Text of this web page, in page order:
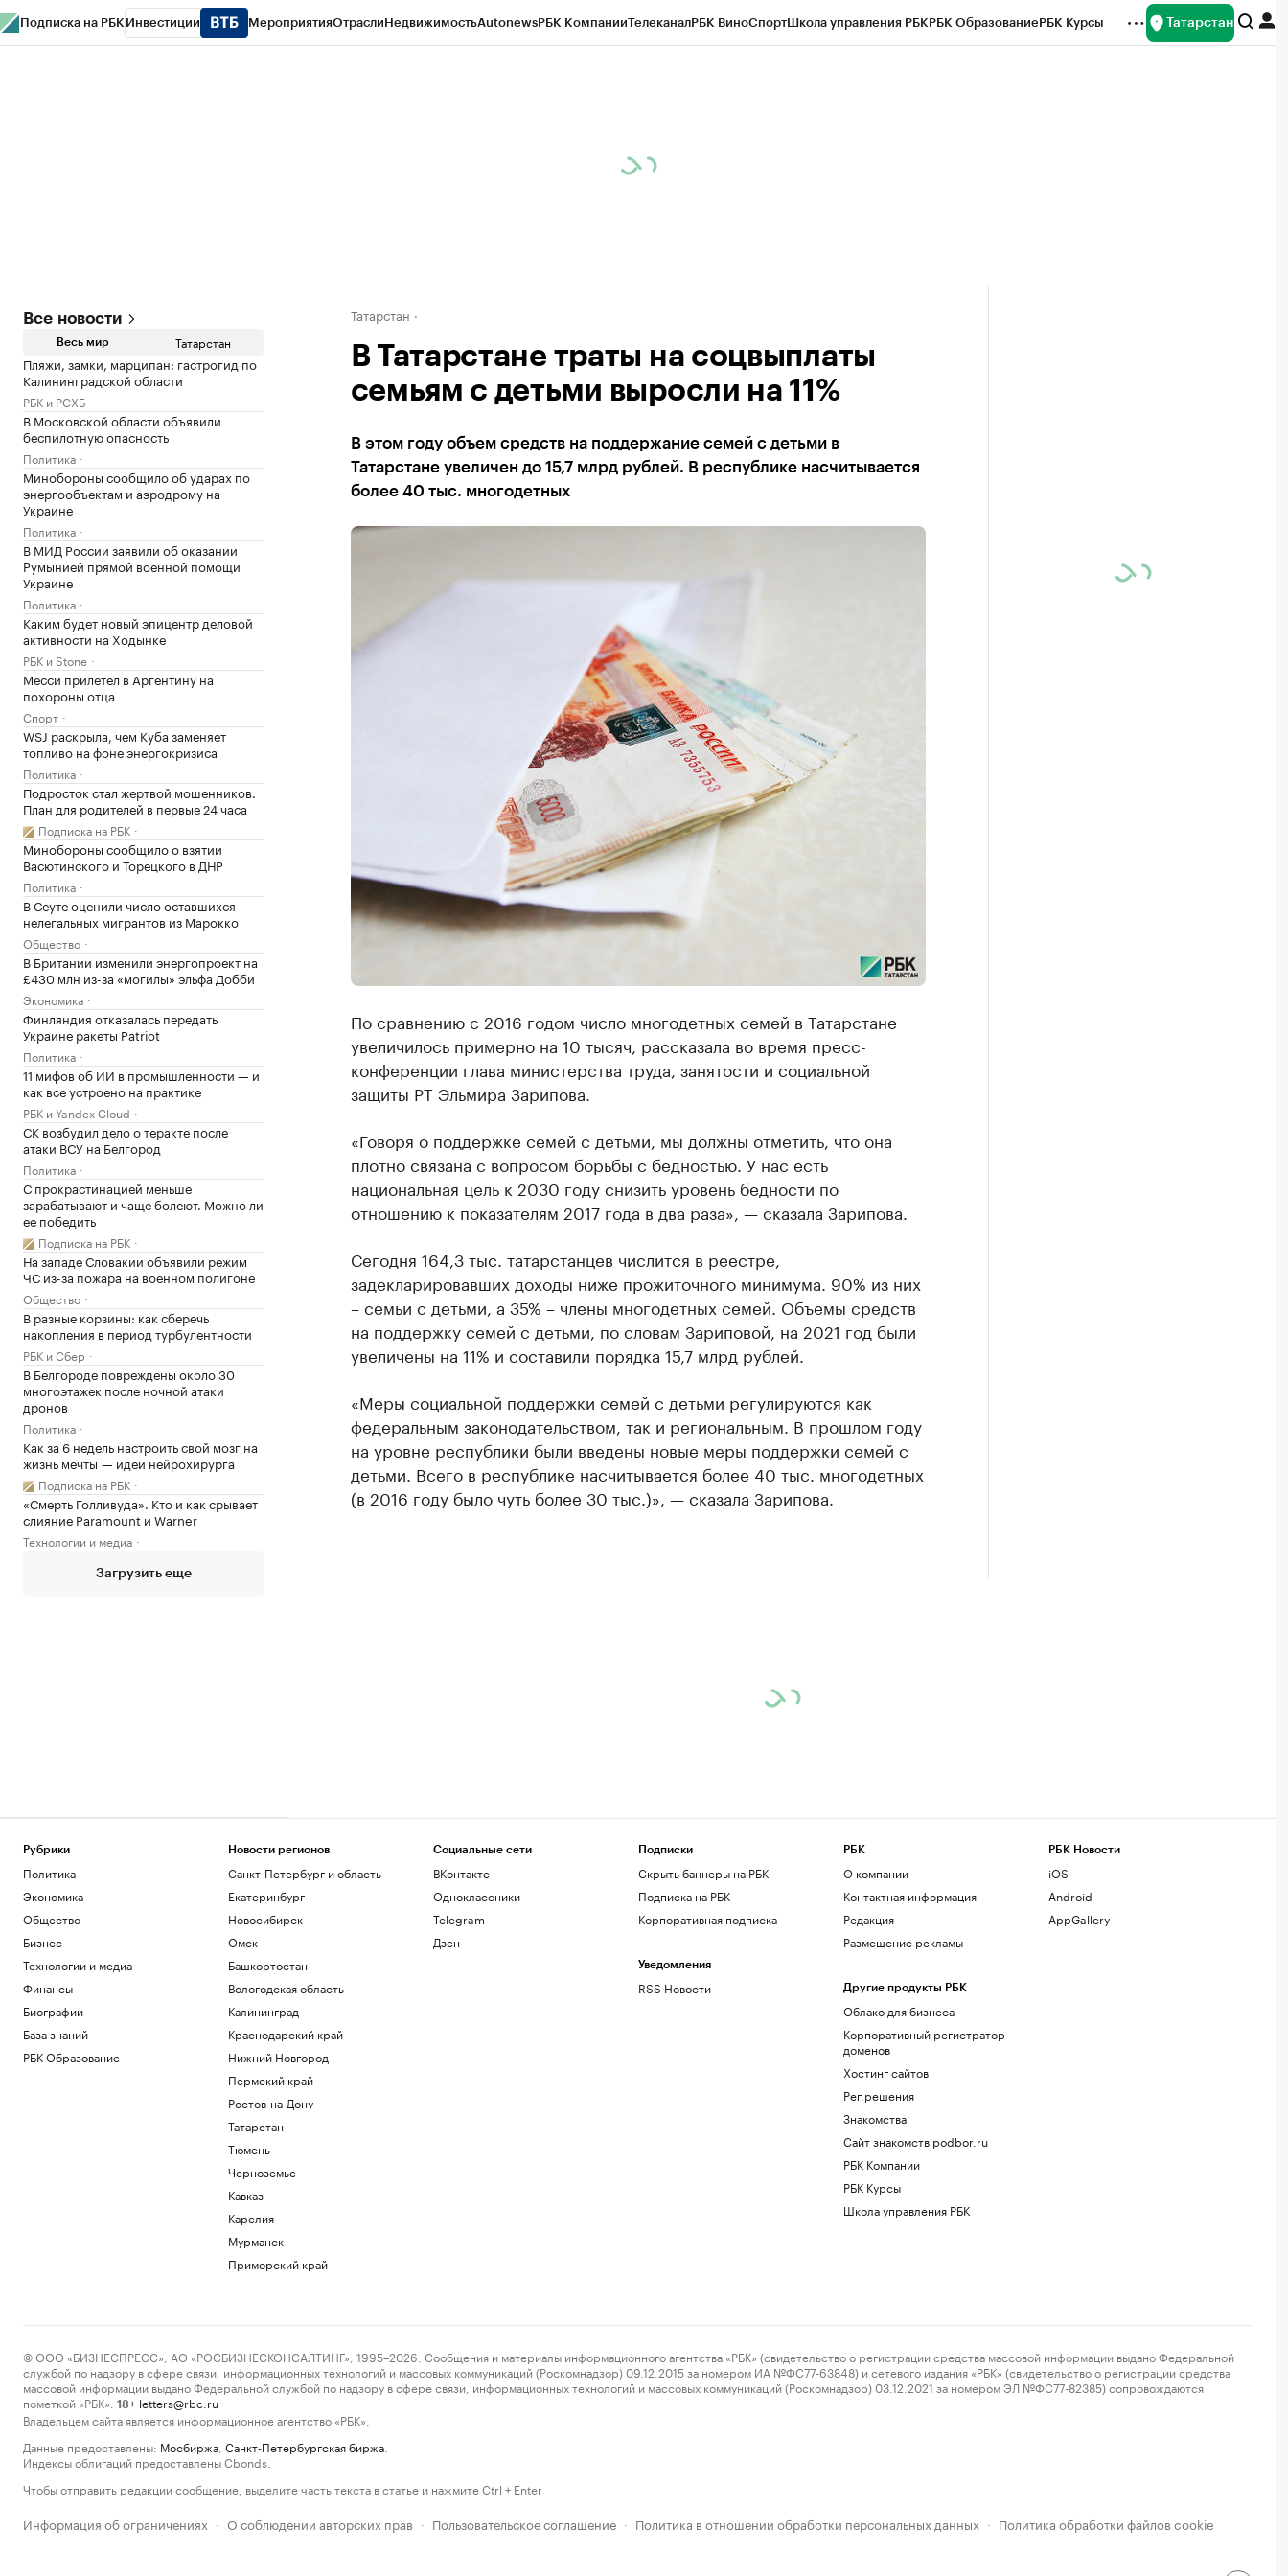
Подписка на РБК Инвестиции МероприятияОтраслиНедвижимостьAutonewsРБК КомпанииТелеканалРБК ВиноСпортШкола управления РБКРБК ОбразованиеРБК Курсы Татарстан
Все новости
Весь мир Татарстан
Пляжи, замки, марципан: гастрогид по
Калининградской области
РБК и РСХБ
В Московской области объявили
беспилотную опасность
Политика
Минобороны сообщило об ударах по
энергообъектам и аэродрому на
Украине
Политика
В МИД России заявили об оказании
Румынией прямой военной помощи
Украине
Политика
Каким будет новый эпицентр деловой
активности на Ходынке
РБК и Stone
Месси прилетел в Аргентину на
похороны отца
Спорт
WSJ раскрыла, чем Куба заменяет
топливо на фоне энергокризиса
Политика
Подросток стал жертвой мошенников.
План для родителей в первые 24 часа
Подписка на РБК
Минобороны сообщило о взятии
Васютинского и Торецкого в ДНР
Политика
В Сеуте оценили число оставшихся
нелегальных мигрантов из Марокко
Общество
В Британии изменили энергопроект на
£430 млн из-за «могилы» эльфа Добби
Экономика
Финляндия отказалась передать
Украине ракеты Patriot
Политика
11 мифов об ИИ в промышленности — и
как все устроено на практике
РБК и Yandex Cloud
СК возбудил дело о теракте после
атаки ВСУ на Белгород
Политика
С прокрастинацией меньше
зарабатывают и чаще болеют. Можно ли
ее победить
Подписка на РБК
На западе Словакии объявили режим
ЧС из-за пожара на военном полигоне
Общество
В разные корзины: как сберечь
накопления в период турбулентности
РБК и Сбер
В Белгороде повреждены около 30
многоэтажек после ночной атаки
дронов
Политика
Как за 6 недель настроить свой мозг на
жизнь мечты — идеи нейрохирурга
Подписка на РБК
«Смерть Голливуда». Кто и как срывает
слияние Paramount и Warner
Технологии и медиа
Загрузить еще
Татарстан
В Татарстане траты на соцвыплаты
семьям с детьми выросли на 11%
В этом году объем средств на поддержание семей с детьми в
Татарстане увеличен до 15,7 млрд рублей. В республике насчитывается
более 40 тыс. многодетных
По сравнению с 2016 годом число многодетных семей в Татарстане
увеличилось примерно на 10 тысяч, рассказала во время пресс-
конференции глава министерства труда, занятости и социальной
защиты РТ Эльмира Зарипова.
«Говоря о поддержке семей с детьми, мы должны отметить, что она
плотно связана с вопросом борьбы с бедностью. У нас есть
национальная цель к 2030 году снизить уровень бедности по
отношению к показателям 2017 года в два раза», — сказала Зарипова.
Сегодня 164,3 тыс. татарстанцев числится в реестре,
задекларировавших доходы ниже прожиточного минимума. 90% из них
– семьи с детьми, а 35% – члены многодетных семей. Объемы средств
на поддержку семей с детьми, по словам Зариповой, на 2021 год были
увеличены на 11% и составили порядка 15,7 млрд рублей.
«Меры социальной поддержки семей с детьми регулируются как
федеральным законодательством, так и региональным. В прошлом году
на уровне республики были введены новые меры поддержки семей с
детьми. Всего в республике насчитывается более 40 тыс. многодетных
(в 2016 году было чуть более 30 тыс.)», — сказала Зарипова.
Рубрики
Политика
Экономика
Общество
Бизнес
Технологии и медиа
Финансы
Биографии
База знаний
РБК Образование
Новости регионов
Санкт-Петербург и область
Екатеринбург
Новосибирск
Омск
Башкортостан
Вологодская область
Калининград
Краснодарский край
Нижний Новгород
Пермский край
Ростов-на-Дону
Татарстан
Тюмень
Черноземье
Кавказ
Карелия
Мурманск
Приморский край
Социальные сети
ВКонтакте
Одноклассники
Telegram
Дзен
Подписки
Скрыть баннеры на РБК
Подписка на РБК
Корпоративная подписка
Уведомления
RSS Новости
РБК
О компании
Контактная информация
Редакция
Размещение рекламы
Другие продукты РБК
Облако для бизнеса
Корпоративный регистратор
доменов
Хостинг сайтов
Рег.решения
Знакомства
Сайт знакомств podbor.ru
РБК Компании
РБК Курсы
Школа управления РБК
РБК Новости
iOS
Android
AppGallery
© ООО «БИЗНЕСПРЕСС», АО «РОСБИЗНЕСКОНСАЛТИНГ», 1995–2026. Сообщения и материалы информационного агентства «РБК» (свидетельство о регистрации средства массовой информации выдано Федеральной
службой по надзору в сфере связи, информационных технологий и массовых коммуникаций (Роскомнадзор) 09.12.2015 за номером ИА №ФС77-63848) и сетевого издания «РБК» (свидетельство о регистрации средства
массовой информации выдано Федеральной службой по надзору в сфере связи, информационных технологий и массовых коммуникаций (Роскомнадзор) 03.12.2021 за номером ЭЛ №ФС77-82385) сопровождаются
пометкой «РБК».
18+ letters@rbc.ru
Владельцем сайта является информационное агентство «РБК».
Данные предоставлены: Мосбиржа Санкт-Петербургская биржа
Индексы облигаций предоставлены Cbonds.
Чтобы отправить редакции сообщение, выделите часть текста в статье и нажмите Ctrl + Enter
Информация об ограничениях · О соблюдении авторских прав · Пользовательское соглашение · Политика в отношении обработки персональных данных · Политика обработки файлов cookie